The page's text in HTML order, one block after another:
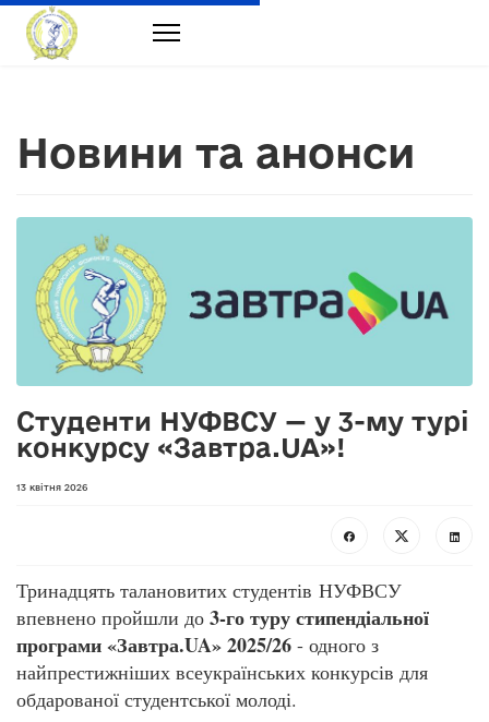
Новини та анонси
Студенти НУФВСУ — у 3-му турі
конкурсу «Завтра.UA»!
13 квітня 2026
Тринадцять талановитих студентів НУФВСУ
впевнено пройшли до 3-го туру стипендіальної
програми «Завтра.UA» 2025/26 - одного з
найпрестижніших всеукраїнських конкурсів для
обдарованої студентської молоді.